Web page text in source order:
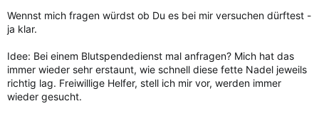
Wennst mich fragen würdst ob Du es bei mir versuchen dürftest -
ja klar.
Idee: Bei einem Blutspendedienst mal anfragen? Mich hat das
immer wieder sehr erstaunt, wie schnell diese fette Nadel jeweils
richtig lag. Freiwillige Helfer, stell ich mir vor, werden immer
wieder gesucht.